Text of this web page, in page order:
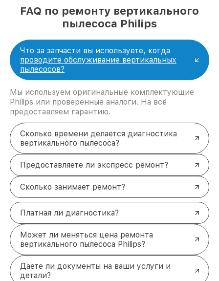
FAQ по ремонту вертикального
пылесоса Philips
Что за запчасти вы используете, когда
проводите обслуживание вертикальных
пылесосов?
Мы используем оригинальные комплектующие
Philips или проверенные аналоги. На всё
предоставляем гарантию.
Сколько времени делается диагностика
вертикального пылесоса?
Предоставляете ли экспресс ремонт?
Сколько занимает ремонт?
Платная ли диагностика?
Может ли меняться цена ремонта
вертикального пылесоса Philips?
Даете ли документы на ваши услуги и
детали?